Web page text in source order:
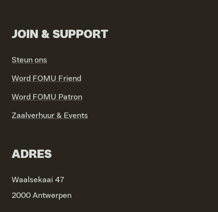
JOIN & SUPPORT
Steun ons
Word FOMU Friend
Word FOMU Patron
Zaalverhuur & Events
ADRES
Waalsekaai 47
2000 Antwerpen